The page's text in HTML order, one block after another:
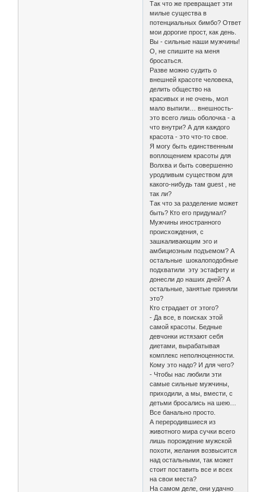
Так что же превращает эти
милые существа в
потенциальных бимбо? Ответ
мои дорогие прост, как день.
Вы - сильные наши мужчины!
О, не спишите на меня
бросаться.
Разве можно судить о
внешней красоте человека,
делить общество на
красивых и не очень, мол
мало выпили… внешность-
это всего лишь оболочка - а
что внутри? А для каждого
красота - это что-то свое.
Я могу быть единственным
воплощением красоты для
Волхва и быть совершенно
уродливым существом для
какого-нибудь там guest , не
так ли?
Так что за разделение может
быть? Кто его придумал?
Мужчины иностранного
происхождения, с
зашкаливающим эго и
амбициозным подъемом? А
остальные шокалоподобные
подхватили эту эстафету и
донесли до наших дней? А
остальные, занятые приняли
это?
Кто страдает от этого?
- Да все, в поисках этой
самой красоты. Бедные
девчонки истязают себя
диетами, вырабатывая
комплекс неполноценности.
Кому это надо? И для чего?
- Чтобы нас любили эти
самые сильные мужчины,
приходили, а мы, вмести, с
детьми бросались на шею…
Все банально просто.
А переродившиеся из
животного мира сучки всего
лишь порождение мужской
похоти, желания возвысится
над остальными, так может
стоит поставить все и всех
на свои места?
На самом деле, они удачно